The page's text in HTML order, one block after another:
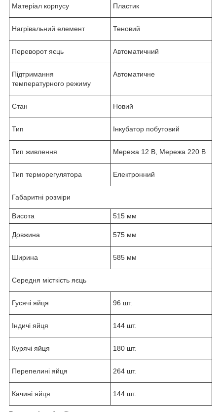
Матеріал корпусу Пластик
Нагрівальний елемент Теновий
Переворот яєць Автоматичний
Підтримання
температурного режиму
Автоматичне
Стан Новий
Тип Інкубатор побутовий
Тип живлення Мережа 12 В, Мережа 220 В
Тип терморегулятора Електронний
Габаритні розміри
Висота 515 мм
Довжина 575 мм
Ширина 585 мм
Середня місткість яєць
Гусячі яйця 96 шт.
Індичі яйця 144 шт.
Курячі яйця 180 шт.
Перепелині яйця 264 шт.
Качині яйця 144 шт.